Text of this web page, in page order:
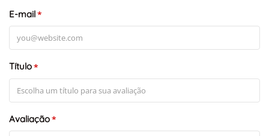
E-mail*
Título*
Avaliação*